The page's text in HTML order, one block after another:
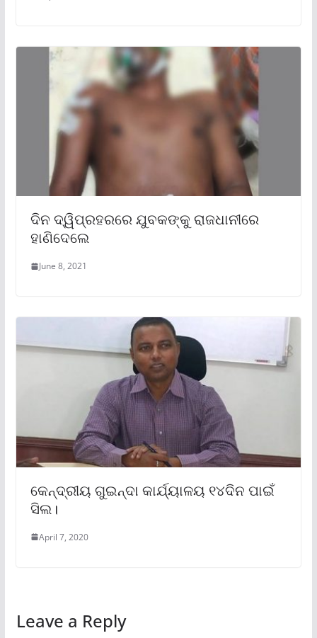
ଦିନ ଦ୍ୱିପ୍ରହରରେ ଯୁବକଙ୍କୁ ରାଜଧାନୀରେ
ହାଣିଦେଲେ
June 8, 2021
କେନ୍ଦ୍ରୀୟ ଗୁଇନ୍ଦା କାର୍ଯ୍ୟାଳୟ ୧୪ଦିନ ପାଇଁ
ସିଲ।
April 7, 2020
Leave a Reply